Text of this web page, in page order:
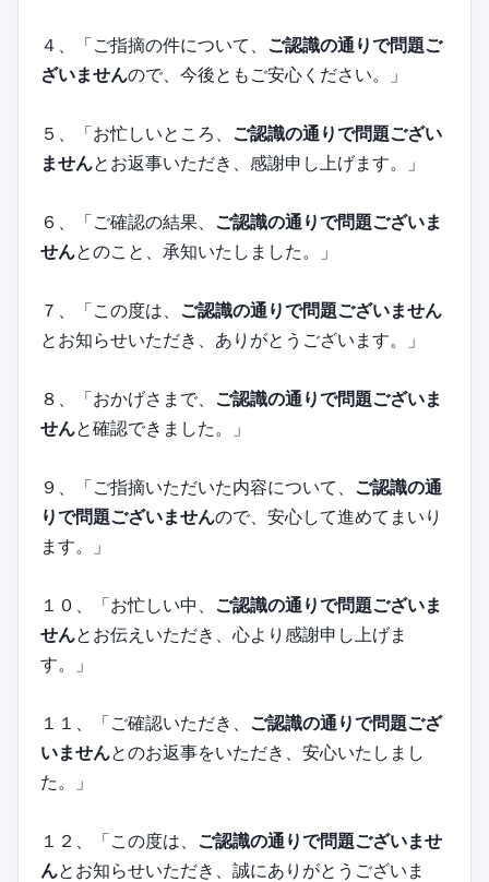
４、「ご指摘の件について、 ご認識の通りで問題ご
ざいませんので、今後ともご安心ください。」
５、「お忙しいところ、 ご認識の通りで問題ござい
ませんとお返事いただき、感謝申し上げます。」
６、「ご確認の結果、 ご認識の通りで問題ございま
せんとのこと、承知いたしました。」
７、「この度は、 ご認識の通りで問題ございません
とお知らせいただき、ありがとうございます。」
８、「おかげさまで、 ご認識の通りで問題ございま
せんと確認できました。」
９、「ご指摘いただいた内容について、 ご認識の通
りで問題ございませんので、安心して進めてまいり
ます。」
１０、「お忙しい中、 ご認識の通りで問題ございま
せんとお伝えいただき、心より感謝申し上げま
す。」
１１、「ご確認いただき、 ご認識の通りで問題ござ
いませんとのお返事をいただき、安心いたしまし
た。」
１２、「この度は、 ご認識の通りで問題ございませ
んとお知らせいただき、誠にありがとうございま